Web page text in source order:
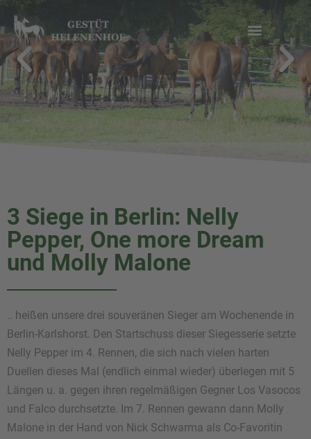
Zum
Inhalt
springen
3 Siege in Berlin: Nelly
Pepper, One more Dream
und Molly Malone
.. heißen unsere drei souveränen Sieger am Wochenende in
Berlin-Karlshorst. Den Startschuss dieser Siegesserie setzte
Nelly Pepper im 4. Rennen, die sich nach vielen harten
Duellen dieses Mal (endlich einmal wieder) überlegen mit 5
Längen u. a. gegen ihren regelmäßigen Gegner Los Vasocos
und Falco durchsetzte. Im 7. Rennen gewann dann Molly
Malone in der Hand von Nick Schwarma als Co-Favoritin